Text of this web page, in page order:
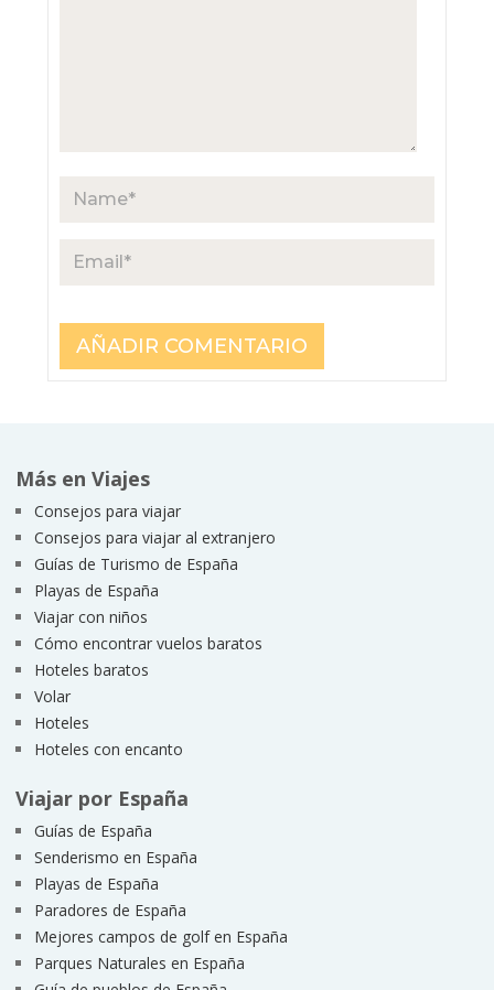
Más en Viajes
Consejos para viajar
Consejos para viajar al extranjero
Guías de Turismo de España
Playas de España
Viajar con niños
Cómo encontrar vuelos baratos
Hoteles baratos
Volar
Hoteles
Hoteles con encanto
Viajar por España
Guías de España
Senderismo en España
Playas de España
Paradores de España
Mejores campos de golf en España
Parques Naturales en España